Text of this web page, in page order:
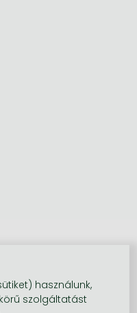
használunk,
szolgáltatást